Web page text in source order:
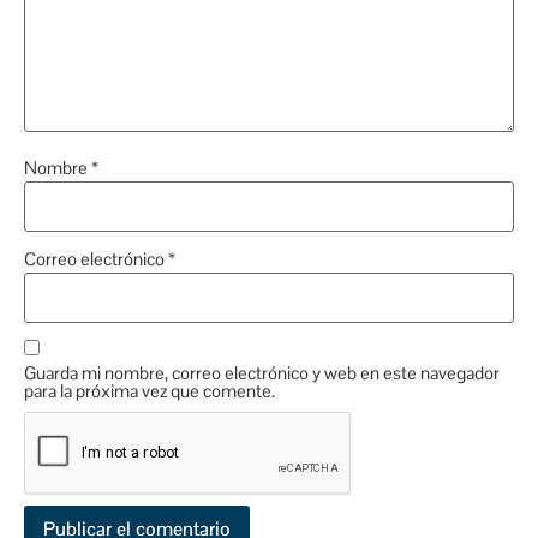
Nombre *
Correo electrónico*
Guarda mi nombre, correo electrónico y web en este navegador
para la próxima vez que comente.